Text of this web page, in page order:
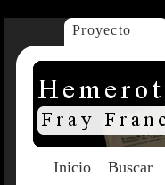
Proyecto
Inicio Buscar